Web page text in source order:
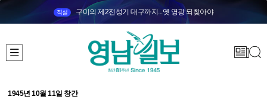
직설 구미의 제2전성기 대구까지...옛 영광 되찾아야
1945년 10월 11일 창간